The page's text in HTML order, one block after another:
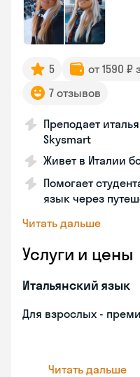
5 от 1590 ₽
7 отзывов
Преподает
Skysmart
Живет в Италии
Помогает
язык через
Читать дальше
Услуги и цены
Итальянский язык
Для взрослых -
Читать дальше